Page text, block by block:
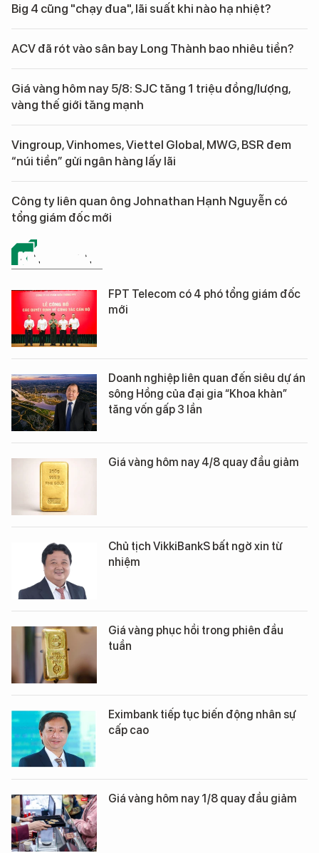
Big 4 cũng "chạy đua", lãi suất khi nào hạ nhiệt?
ACV đã rót vào sân bay Long Thành bao nhiêu tiền?
Giá vàng hôm nay 5/8: SJC tăng 1 triệu đồng/lượng,
vàng thế giới tăng mạnh
Vingroup, Vinhomes, Viettel Global, MWG, BSR đem
“núi tiền” gửi ngân hàng lấy lãi
Công ty liên quan ông Johnathan Hạnh Nguyễn có
tổng giám đốc mới
KINH DOANH
FPT Telecom có 4 phó tổng giám đốc
mới
Doanh nghiệp liên quan đến siêu dự án
sông Hồng của đại gia “Khoa khàn”
tăng vốn gấp 3 lần
Giá vàng hôm nay 4/8 quay đầu giảm
Chủ tịch VikkiBankS bất ngờ xin từ
nhiệm
Giá vàng phục hồi trong phiên đầu
tuần
Eximbank tiếp tục biến động nhân sự
cấp cao
Giá vàng hôm nay 1/8 quay đầu giảm